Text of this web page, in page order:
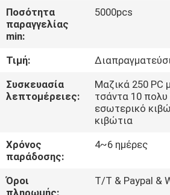
ΠΟΙΟΤΙΚΌΣ
ΜΑΣ
ΕΛΆΤΕ
ΕΠΑΦΉ
ΜΕ
Ποσότητα
παραγγελίας
min:
5000pcs
Τιμή:
Συσκευασία
λεπτομέρειες:
Μαζικά 250 PC
τσάντα 10
εσωτερικό
κιβώτια
Χρόνος
παράδοσης:
4~6 ημέρες
Όροι
T/T & Paypal &